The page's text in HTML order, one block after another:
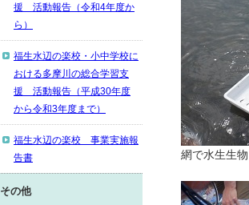
網で水生生
援 活動報告（令和4年度か
ら）
福生水辺の楽校・小中学校に
おける多摩川の総合学習支
援 活動報告（平成30年度
から令和3年度まで）
福生水辺の楽校 事業実施報
告書
その他